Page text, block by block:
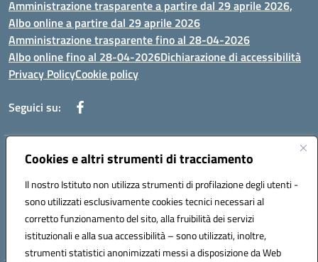
Cookies e altri strumenti di tracciamento
Il nostro Istituto non utilizza strumenti di profilazione degli utenti -
sono utilizzati esclusivamente cookies tecnici necessari al
corretto funzionamento del sito, alla fruibilità dei servizi
istituzionali e alla sua accessibilità – sono utilizzati, inoltre,
strumenti statistici anonimizzati messi a disposizione da Web
Amministrazione trasparente a partire dal 29 aprile 2026,
Albo online a partire dal 29 aprile 2026
Amministrazione trasparente fino al 28-04-2026
Albo online fino al 28-04-2026Dichiarazione di accessibilità
Privacy PolicyCookie policy
Seguici su:
Indirizzo:Via Selicato, 1 71122 FOGGIA (FG)
Posta elettronica certificata (PEC):fgee01200c@pec.istruzione.it
Codice fiscale: 80005820719
Codice meccanografico: FGEE01200C